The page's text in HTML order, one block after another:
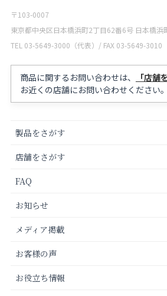
〒103-0007
東京都中央区日本橋浜町2丁目62番6号 日本橋浜
TEL 03-5649-3000（代表）/ FAX 03-5649-3010
商品に関するお問い合わせは、 「店舗
お近くの店舗にお問い合わせください。
製品をさがす
店舗をさがす
FAQ
お知らせ
メディア掲載
お客様の声
お役立ち情報